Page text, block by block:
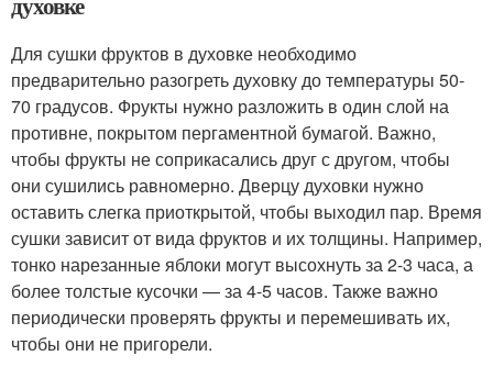
Для сушки фруктов в духовке необходимо
предварительно разогреть духовку до температуры 50-
70 градусов. Фрукты нужно разложить в один слой на
противне, покрытом пергаментной бумагой. Важно,
чтобы фрукты не соприкасались друг с другом, чтобы
они сушились равномерно. Дверцу духовки нужно
оставить слегка приоткрытой, чтобы выходил пар. Время
сушки зависит от вида фруктов и их толщины. Например,
тонко нарезанные яблоки могут высохнуть за 2-3 часа, а
более толстые кусочки — за 4-5 часов. Также важно
периодически проверять фрукты и перемешивать их,
чтобы они не пригорели.